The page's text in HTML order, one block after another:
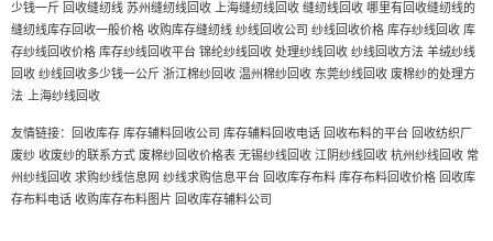
少钱一斤 回收缝纫线 苏州缝纫线回收 上海缝纫线回收 缝纫线回收 哪里有回收缝纫线的
缝纫线库存回收一般价格 收购库存缝纫线 纱线回收公司 纱线回收价格 库存纱线回收 库
存纱线回收价格 库存纱线回收平台 锦纶纱线回收 处理纱线回收 纱线回收方法 羊绒纱线
回收 纱线回收多少钱一公斤 浙江棉纱回收 温州棉纱回收 东莞纱线回收 废棉纱的处理方
法 上海纱线回收
友情链接： 回收库存库存辅料回收公司 库存辅料回收电话 回收布料的平台 回收纺织厂
废纱 收废纱的联系方式 废棉纱回收价格表 无锡纱线回收 江阴纱线回收 杭州纱线回收 常
州纱线回收 求购纱线信息网 纱线求购信息平台 回收库存布料 库存布料回收价格 回收库
存布料电话 收购库存布料图片 回收库存辅料公司